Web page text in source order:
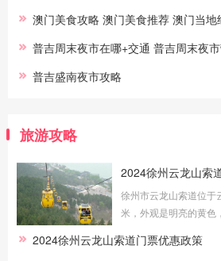
澳门美食攻略 澳门美食推荐 澳门当地
普吉周末夜市在哪+交通 普吉周末夜
普吉盛南夜市攻略
旅游攻略
2024徐州云龙山索
徐州市云龙山索道位于
米，外观是明亮的黄色
道门票优惠政策。优惠
2024徐州云龙山索道门票优惠政策